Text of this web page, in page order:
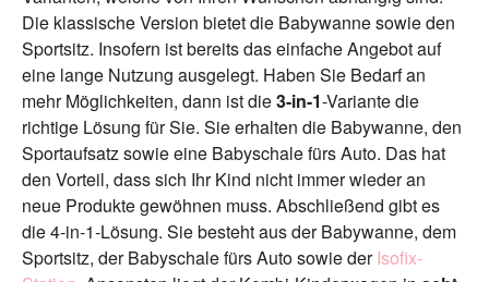
Die klassische Version bietet die Babywanne sowie den
Sportsitz. Insofern ist bereits das einfache Angebot auf
eine lange Nutzung ausgelegt. Haben Sie Bedarf an
mehr Möglichkeiten, dann ist die3-in-1-Variante die
richtige Lösung für Sie. Sie erhalten die Babywanne, den
Sportaufsatz sowie eine Babyschale fürs Auto. Das hat
den Vorteil, dass sich Ihr Kind nicht immer wieder an
neue Produkte gewöhnen muss. Abschließend gibt es
die 4-in-1-Lösung. Sie besteht aus der Babywanne, dem
Sportsitz, der Babyschale fürs Auto sowie derIsofix-